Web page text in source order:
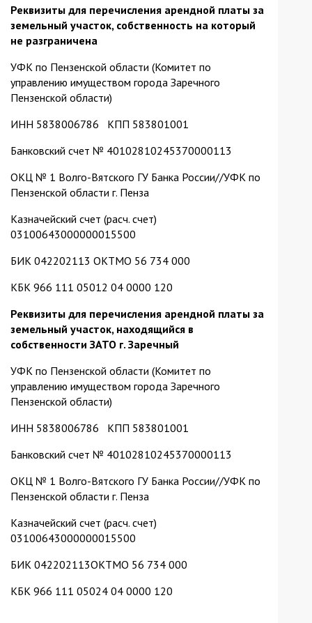
Реквизиты для перечисления арендной платы за
земельный участок, собственность на который
не разграничена
УФК по Пензенской области (Комитет по
управлению имуществом города Заречного
Пензенской области)
ИНН 5838006786 КПП 583801001
Банковский счет № 40102810245370000113
ОКЦ № 1 Волго-Вятского ГУ Банка России//УФК по
Пензенской области г. Пенза
Казначейский счет (расч. счет)
03100643000000015500
БИК 042202113 ОКТМО 56 734 000
КБК 966 111 05012 04 0000 120
Реквизиты для перечисления арендной платы за
земельный участок, находящийся в
собственности ЗАТО г. Заречный
УФК по Пензенской области (Комитет по
управлению имуществом города Заречного
Пензенской области)
ИНН 5838006786 КПП 583801001
Банковский счет № 40102810245370000113
ОКЦ № 1 Волго-Вятского ГУ Банка России//УФК по
Пензенской области г. Пенза
Казначейский счет (расч. счет)
03100643000000015500
БИК 042202113ОКТМО 56 734 000
КБК 966 111 05024 04 0000 120